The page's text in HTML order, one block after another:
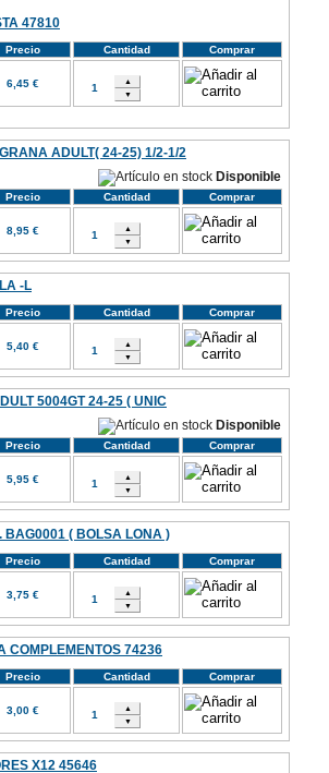
47810
Precio Cantidad Comprar
6,45 €
ADULT( 24-25) 1/2-1/2
Disponible
Precio Cantidad Comprar
8,95 €
-L
Precio Cantidad Comprar
5,40 €
5004GT 24-25 ( UNIC
Disponible
Precio Cantidad Comprar
5,95 €
BAG0001 ( BOLSA LONA )
Precio Cantidad Comprar
3,75 €
COMPLEMENTOS 74236
Precio Cantidad Comprar
3,00 €
X12 45646